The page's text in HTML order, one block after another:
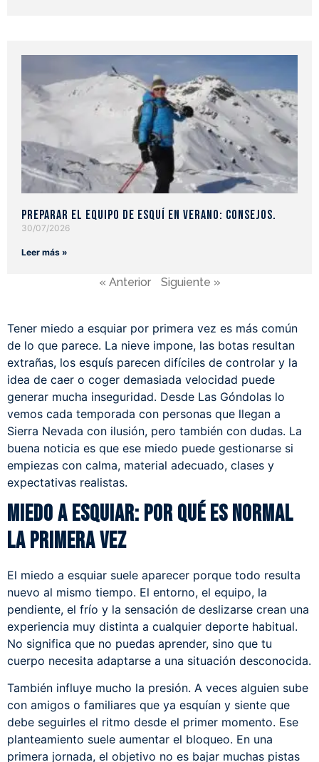
Preparar el equipo de esquí en verano: consejos.
30/07/2026
Leer más »
« Anterior Siguiente »
Tener miedo a esquiar por primera vez es más común
de lo que parece. La nieve impone, las botas resultan
extrañas, los esquís parecen difíciles de controlar y la
idea de caer o coger demasiada velocidad puede
generar mucha inseguridad. Desde Las Góndolas lo
vemos cada temporada con personas que llegan a
Sierra Nevada con ilusión, pero también con dudas. La
buena noticia es que ese miedo puede gestionarse si
empiezas con calma, material adecuado, clases y
expectativas realistas.
Miedo a esquiar: por qué es normal
la primera vez
El miedo a esquiar suele aparecer porque todo resulta
nuevo al mismo tiempo. El entorno, el equipo, la
pendiente, el frío y la sensación de deslizarse crean una
experiencia muy distinta a cualquier deporte habitual.
No significa que no puedas aprender, sino que tu
cuerpo necesita adaptarse a una situación desconocida.
También influye mucho la presión. A veces alguien sube
con amigos o familiares que ya esquían y siente que
debe seguirles el ritmo desde el primer momento. Ese
planteamiento suele aumentar el bloqueo. En una
primera jornada, el objetivo no es bajar muchas pistas